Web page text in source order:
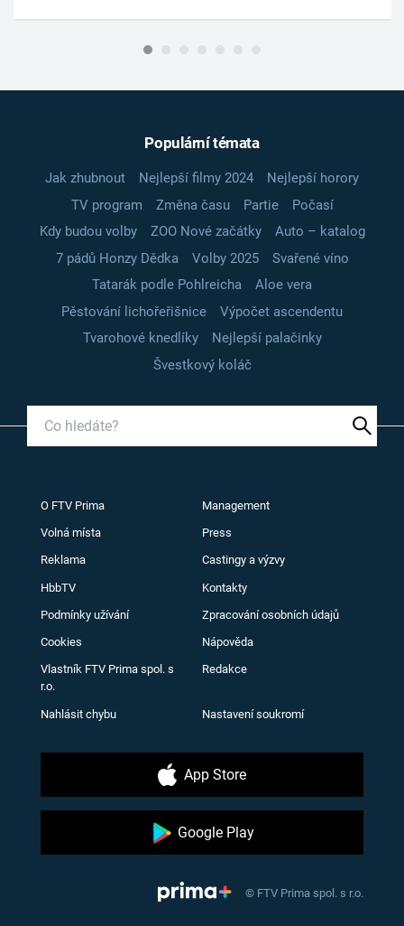
Populární témata
Jak zhubnout Nejlepší filmy 2024
Nejlepší horory
TV program
Změna času Partie
Počasí
Kdy budou volby
ZOO Nové začátky
Auto – katalog
7 pádů Honzy Dědka
Volby 2025
Svařené víno
Tatarák podle Pohlreicha
Aloe vera
Pěstování lichořeřišnice
Výpočet ascendentu
Tvarohové knedlíky
Nejlepší palačinky
Švestkový koláč
O FTV Prima Management
Volná místa Press
Reklama Castingy a výzvy
HbbTV Kontakty
Podmínky užívání Zpracování osobních údajů
Cookies Nápověda
Vlastník FTV Prima spol. s
r.o.
Redakce
Nahlásit chybu Nastavení soukromí
App Store
Google Play
© FTV Prima spol. s r.o.